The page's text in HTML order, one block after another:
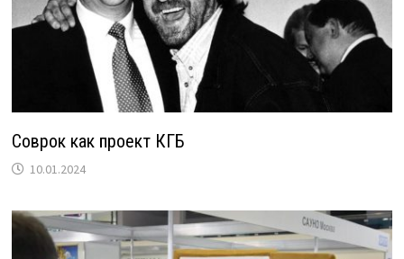
Соврок как проект КГБ
10.01.2024